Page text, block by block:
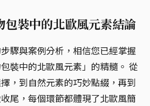
包裝中的北歐風元素結論
驟與案例分析，相信您已經掌握
裝中的北歐風元素」的精髓。 從
，到自然元素的巧妙點綴，再到
尾，每個環節都體現了北歐風簡